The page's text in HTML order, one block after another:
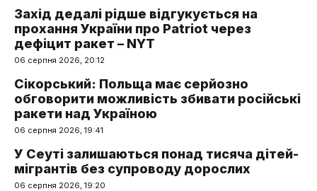
Захід дедалі рідше відгукується на
прохання України про Patriot через
дефіцит ракет – NYT
06 серпня 2026, 20:12
Сікорський: Польща має серйозно
обговорити можливість збивати російські
ракети над Україною
06 серпня 2026, 19:41
У Сеуті залишаються понад тисяча дітей-
мігрантів без супроводу дорослих
06 серпня 2026, 19:20